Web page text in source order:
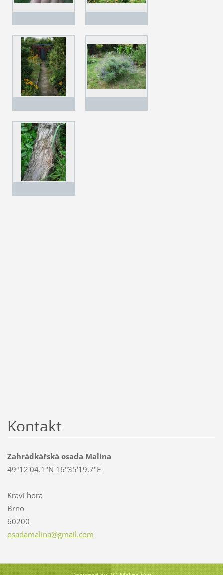
Kontakt
Zahrádkářská osada Malina
49°12'04.1"N 16°35'19.7"E
Kraví hora
Brno
60200
osadamalina@gmail.com